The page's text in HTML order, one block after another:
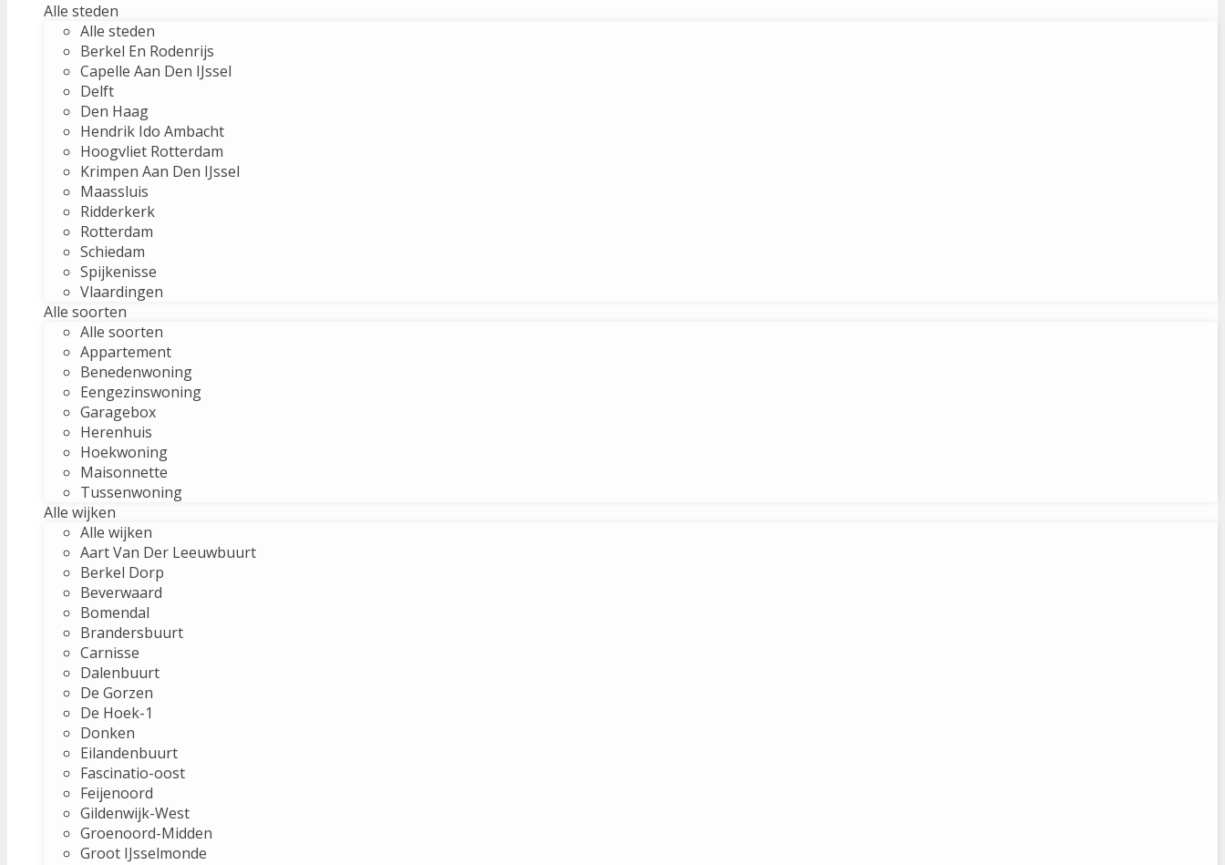
Alle steden
Alle steden
Berkel En Rodenrijs
Capelle Aan Den IJssel
Delft
Den Haag
Hendrik Ido Ambacht
Hoogvliet Rotterdam
Krimpen Aan Den IJssel
Maassluis
Ridderkerk
Rotterdam
Schiedam
Spijkenisse
Vlaardingen
Alle soorten
Alle soorten
Appartement
Benedenwoning
Eengezinswoning
Garagebox
Herenhuis
Hoekwoning
Maisonnette
Tussenwoning
Alle wijken
Alle wijken
Aart Van Der Leeuwbuurt
Berkel Dorp
Beverwaard
Bomendal
Brandersbuurt
Carnisse
Dalenbuurt
De Gorzen
De Hoek-1
Donken
Eilandenbuurt
Fascinatio-oost
Feijenoord
Gildenwijk-West
Groenoord-Midden
Groot IJsselmonde